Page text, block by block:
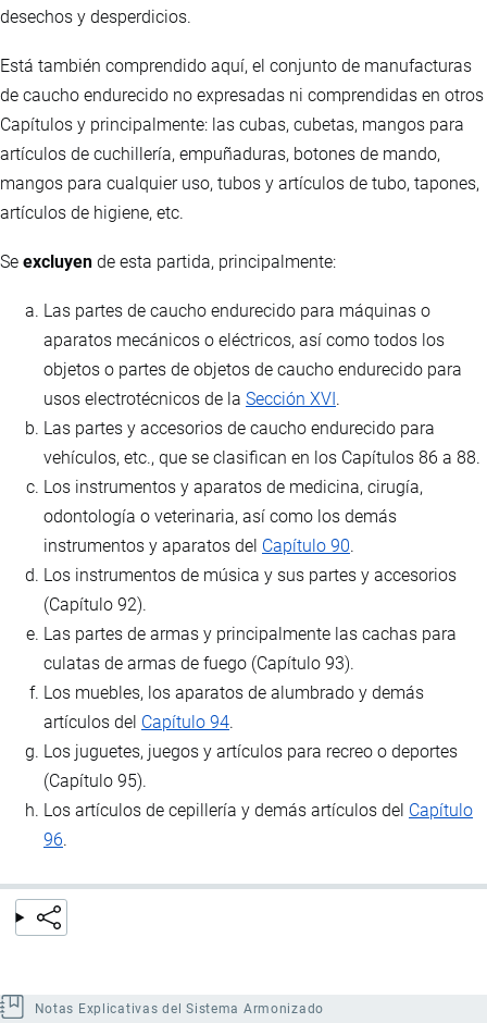
desechos y desperdicios.
Está también comprendido aquí, el conjunto de manufacturas
de caucho endurecido no expresadas ni comprendidas en otros
Capítulos y principalmente: las cubas, cubetas, mangos para
artículos de cuchillería, empuñaduras, botones de mando,
mangos para cualquier uso, tubos y artículos de tubo, tapones,
artículos de higiene, etc.
Se excluyen de esta partida, principalmente:
Las partes de caucho endurecido para máquinas o
aparatos mecánicos o eléctricos, así como todos los
objetos o partes de objetos de caucho endurecido para
usos electrotécnicos de la Sección XVI .
Las partes y accesorios de caucho endurecido para
vehículos, etc., que se clasifican en los Capítulos 86 a 88.
Los instrumentos y aparatos de medicina, cirugía,
odontología o veterinaria, así como los demás
instrumentos y aparatos del Capítulo 90.
Los instrumentos de música y sus partes y accesorios
(Capítulo 92).
Las partes de armas y principalmente las cachas para
culatas de armas de fuego (Capítulo 93).
Los muebles, los aparatos de alumbrado y demás
artículos del Capítulo 94.
Los juguetes, juegos y artículos para recreo o deportes
(Capítulo 95).
Los artículos de cepillería y demás artículos del Capítulo
96.
Notas Explicativas del Sistema Armonizado